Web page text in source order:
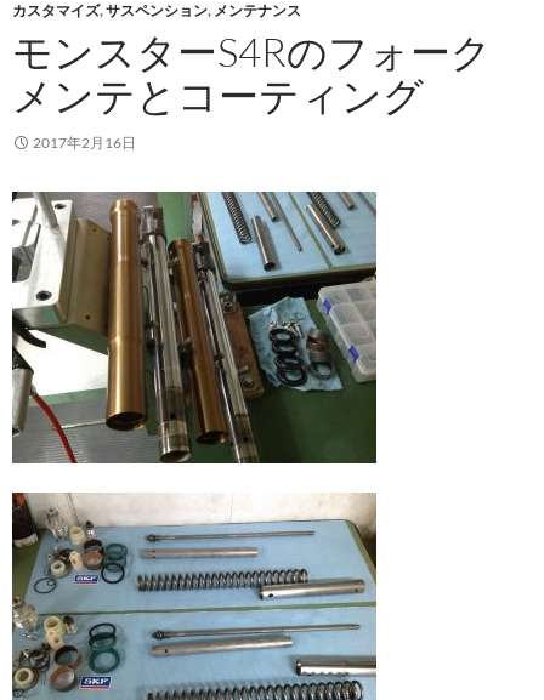
カスタマイズ,サスペンション, メンテナンス
モンスターS4Rのフォーク
メンテとコーティング
2017年2月16日